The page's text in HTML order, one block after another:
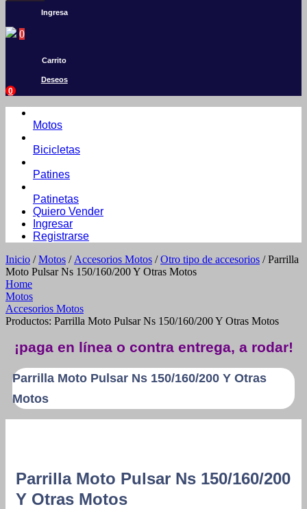
Ingresa
0
Carrito
Deseos
0
Motos
Bicicletas
Patines
Patinetas
Quiero Vender
Ingresar
Registrarse
Inicio /Motos / Accesorios Motos /Otro tipo de accesorios / Parrilla
Moto Pulsar Ns 150/160/200 Y Otras Motos
Home
Motos
Accesorios Motos
Productos: Parrilla Moto Pulsar Ns 150/160/200 Y Otras Motos
¡paga en línea o contra entrega, a rodar!
Parrilla Moto Pulsar Ns 150/160/200 Y Otras
Motos
Parrilla Moto Pulsar Ns 150/160/200
Y Otras Motos